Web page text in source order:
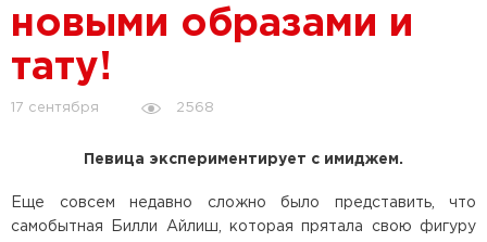
новыми образами и
тату!
17 сентября 2568
Певица экспериментирует с имиджем.
Еще совсем недавно сложно было представить, что
самобытная Билли Айлиш, которая прятала свою фигуру